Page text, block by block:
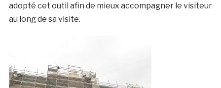
adopté cet outil afin de mieux accompagner le visiteur
au long de sa visite.